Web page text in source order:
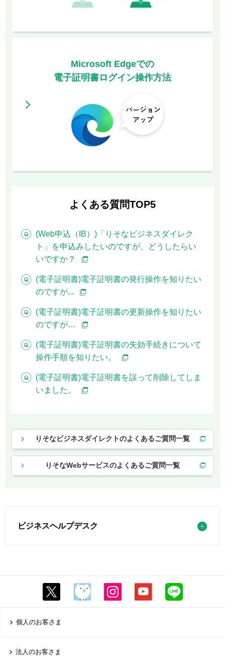
Microsoft Edgeでの
電子証明書ログイン操作方法
よくある質問TOP5
(Web申込（IB）)「りそなビジネスダイレク
ト」を申込みしたいのですが、どうしたらい
いですか？
(電子証明書)電子証明書の発行操作を知りたい
のですが...
(電子証明書)電子証明書の更新操作を知りたい
のですが…
(電子証明書)電子証明書の失効手続きについて
操作手順を知りたい。
(電子証明書)電子証明書を誤って削除してしま
いました。
りそなビジネスダイレクトのよくあるご質問一覧
りそなWebサービスのよくあるご質問一覧
ビジネスヘルプデスク
個人のお客さま
法人のお客さま